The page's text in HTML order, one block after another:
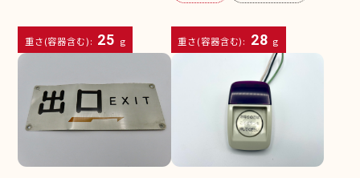
重さ(容器含む): 25 g 重さ(容器含む): 28 g